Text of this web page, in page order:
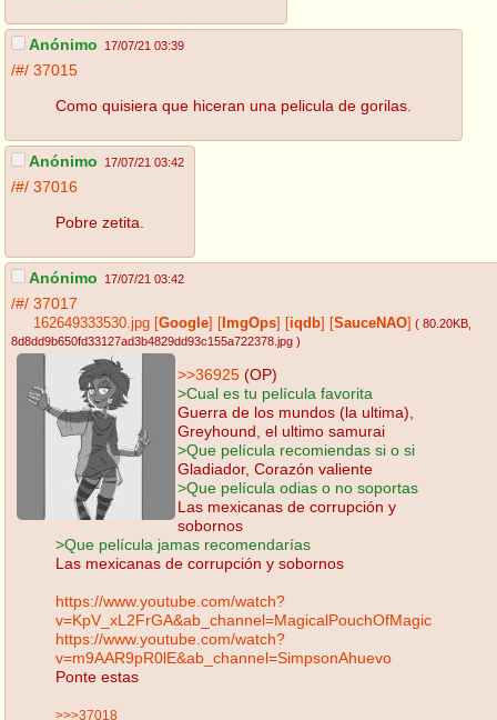
Anónimo 17/07/21 03:39
/#/ 37015
Como quisiera que hiceran una pelicula de gorilas.
Anónimo 17/07/21 03:42
/#/ 37016
Pobre zetita.
Anónimo 17/07/21 03:42
/#/ 37017
162649333530.jpg Google ImgOps iqdb SauceNAO ( 80.20KB
8d8dd9b650fd33127ad3b4829dd93c155a722378.jpg )
>>36925 (OP)
>Cual es tu película favorita
Guerra de los mundos (la ultima),
Greyhound, el ultimo samurai
>Que película recomiendas si o si
Gladiador, Corazón valiente
>Que película odias o no soportas
Las mexicanas de corrupción y
sobornos
>Que película jamas recomendarías
Las mexicanas de corrupción y sobornos
https://www.youtube.com/watch?
v=KpV_xL2FrGA&ab_channel=MagicalPouchOfMagic
https://www.youtube.com/watch?
v=m9AAR9pR0lE&ab_channel=SimpsonAhuevo
Ponte estas
>>>37018